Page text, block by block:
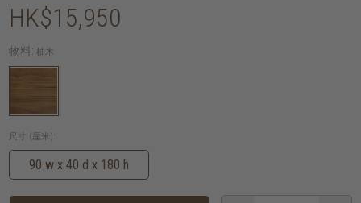
HK$15,950
物料: 柚木
尺寸 (厘米):
90 w x 40 d x 180 h